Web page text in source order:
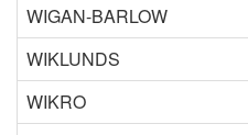
WIGAN-BARLOW
WIKLUNDS
WIKRO